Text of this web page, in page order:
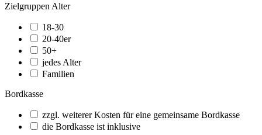
Zielgruppen Alter
18-30
20-40er
50+
jedes Alter
Familien
Bordkasse
zzgl. weiterer Kosten für eine gemeinsame Bordkasse
die Bordkasse ist inklusive